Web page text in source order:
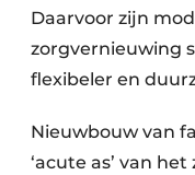
Daarvoor zijn
zorgvernieuwing
flexibeler en
Nieuwbouw van
‘acute as’ van